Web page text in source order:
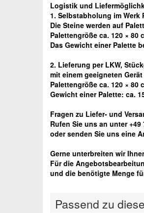
Logistik und
1. Selbstabholung im Werk
Die Steine werden auf
Palettengröße ca. 120 × 80
Das Gewicht einer Palette
2. Lieferung per LKW,
mit einem geeigneten
Palettengröße ca. 120 × 80
Gewicht einer Palette: ca.
Fragen zu Liefer- und
Rufen Sie uns an unter +49
oder senden Sie uns eine
Gerne unterbreiten wir
Für die
und die benötigte Menge
Passend zu